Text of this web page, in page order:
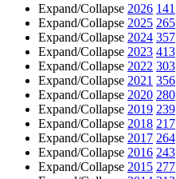
Expand/Collapse 2026 141
Expand/Collapse 2025 265
Expand/Collapse 2024 357
Expand/Collapse 2023 413
Expand/Collapse 2022 303
Expand/Collapse 2021 356
Expand/Collapse 2020 280
Expand/Collapse 2019 239
Expand/Collapse 2018 217
Expand/Collapse 2017 264
Expand/Collapse 2016 243
Expand/Collapse 2015 277